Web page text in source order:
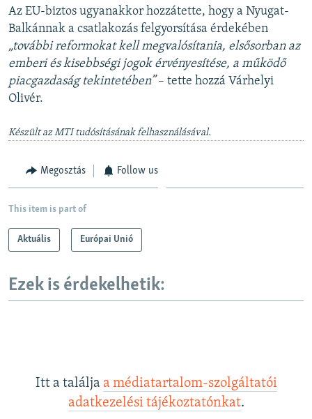
Az EU-biztos ugyanakkor hozzátette, hogy a Nyugat-
Balkánnak a csatlakozás felgyorsítása érdekében
„további reformokat kell megvalósítania, elsősorban az
emberi és kisebbségi jogok érvényesítése, a működő
piacgazdaság tekintetében”– tette hozzá Várhelyi
Olivér.
Készült az MTI tudósításának felhasználásával.
Megosztás Follow us
This item is part of
Aktuális Európai Unió
Ezek is érdekelhetik:
Itt a találja a médiatartalom-szolgáltatói
adatkezelési tájékoztatónkat.